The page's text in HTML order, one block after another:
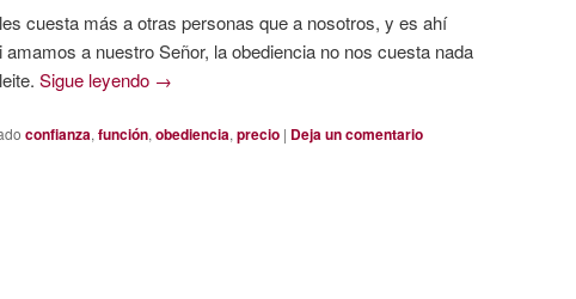
cuesta más a otras personas que a nosotros, y es ahí
a nuestro Señor, la obediencia no nos cuesta nada
Sigue leyendo →
confianza, función, obediencia, precio | Deja un comentario